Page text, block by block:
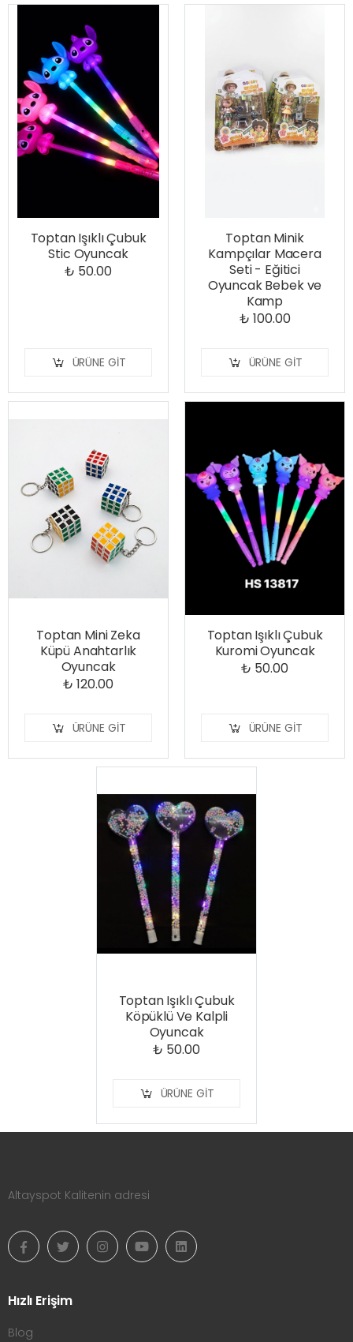
Toptan Işıklı Çubuk
Stic Oyuncak
₺ 50.00
ÜRÜNE GIT
Toptan Minik
Kampçılar Macera
Seti - Eğitici
Oyuncak Bebek ve
Kamp
₺ 100.00
ÜRÜNE GIT
Toptan Mini Zeka
Küpü Anahtarlık
Oyuncak
₺ 120.00
ÜRÜNE GIT
Toptan Işıklı Çubuk
Kuromi Oyuncak
₺ 50.00
ÜRÜNE GIT
Toptan Işıklı Çubuk
Köpüklü Ve Kalpli
Oyuncak
₺ 50.00
ÜRÜNE GIT
Altayspot Kalitenin adresi
Hızlı Erişim
Blog